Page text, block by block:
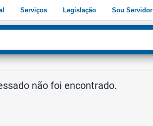
Serviços Legislação Sou Servidor
não foi encontrado.